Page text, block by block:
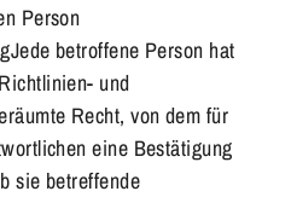
Person
betroffene Person hat
und
Recht, von dem für
eine Bestätigung
sie betreffende